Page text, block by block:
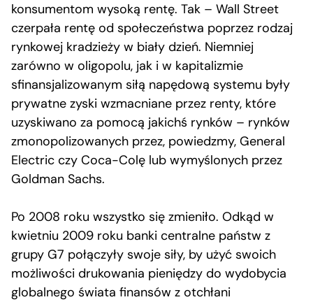
konsumentom wysoką rentę. Tak – Wall Street
czerpała rentę od społeczeństwa poprzez rodzaj
rynkowej kradzieży w biały dzień. Niemniej
zarówno w oligopolu, jak i w kapitalizmie
sfinansjalizowanym siłą napędową systemu były
prywatne zyski wzmacniane przez renty, które
uzyskiwano za pomocą jakichś rynków – rynków
zmonopolizowanych przez, powiedzmy, General
Electric czy Coca-Colę lub wymyślonych przez
Goldman Sachs.
Po 2008 roku wszystko się zmieniło. Odkąd w
kwietniu 2009 roku banki centralne państw z
grupy G7 połączyły swoje siły, by użyć swoich
możliwości drukowania pieniędzy do wydobycia
globalnego świata finansów z otchłani